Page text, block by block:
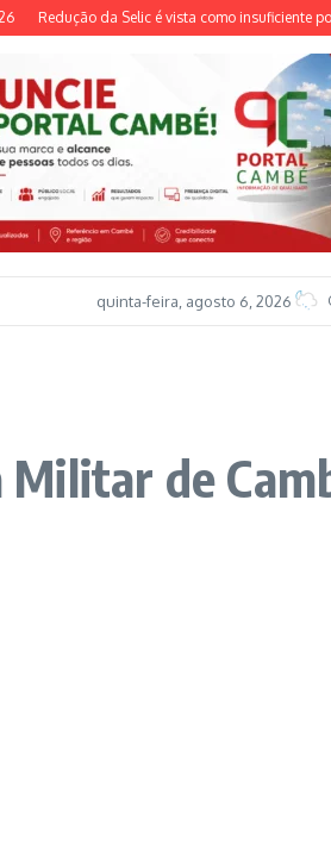
da Selic é vista como insuficiente por
quinta-feira, agosto 6, 2026
Militar de